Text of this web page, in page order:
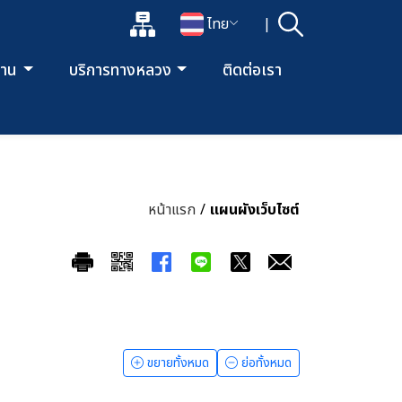
แผนผังเว็บไซต์
เปลี่ยนภาษา
ไทย | ค้นหา
เปิดกล่องค้นหาข้อมูลหลักของเว็บไซต์
น บริการทางหลวง ติดต่อเรา
หน้าแรก / แผนผังเว็บไซต์
ขยายทั้งหมด ย่อทั้งหมด